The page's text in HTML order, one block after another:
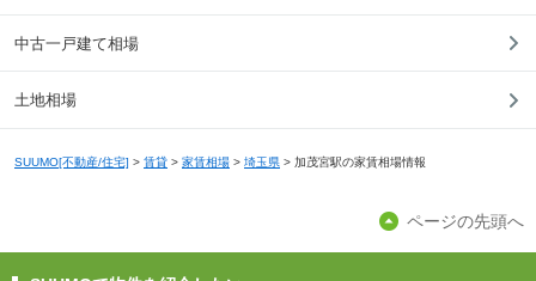
中古一戸建て相場
土地相場
SUUMO[不動産/住宅] > 賃貸 > 家賃相場 > 埼玉県 > 加茂宮駅の家賃相場情報
ページの先頭へ